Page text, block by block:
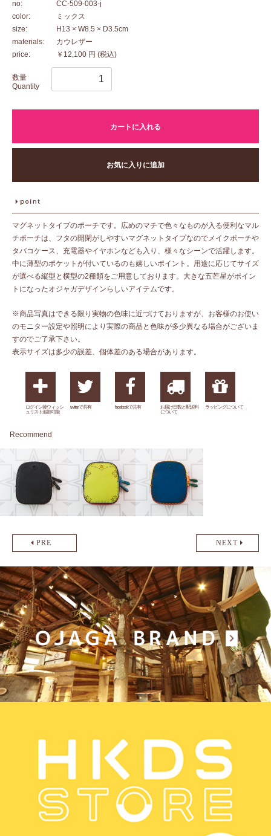
no:
CC-509-003-j
color:
ミックス
size:
H13 × W8.5 × D3.5cm
materials:
カウレザー
price:
￥12,100 円 (税込)
数量
Quantity
カートに入れる
お気に入りに追加
マグネットタイプのポーチです。広めのマチで色々なものが入る便利なマル
チポーチは、フタの開閉がしやすいマグネットタイプなのでメイクポーチや
タバコケース、充電器やイヤホンなども入り、様々なシーンで活躍します。
中に薄型のポケットが付いているのも嬉しいポイント。用途に応じてサイズ
が選べる縦型と横型の2種類をご用意しております。大きな五芒星がポイン
トになったオジャガデザインらしいアイテムです。
※商品写真はできる限り実物の色味に近づけておりますが、お客様のお使い
のモニター設定や照明により実際の商品と色味が多少異なる場合がございま
すのでご了承下さい。
表示サイズは多少の誤差、個体差のある場合があります。
ログイン後ウィッシ
ュリスト追加可能
twitterで共有 facebookで共有
お届け日数と配送料
について
ラッピングについて
Recommend